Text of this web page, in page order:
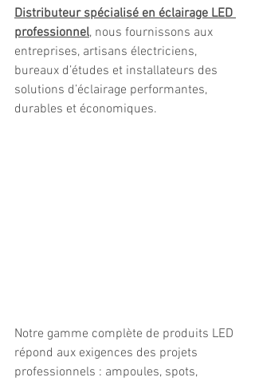
Distributeur spécialisé en éclairage LED
professionnel, nous fournissons aux
entreprises, artisans électriciens,
bureaux d’études et installateurs des
solutions d’éclairage performantes,
durables et économiques.
Notre gamme complète de produits LED
répond aux exigences des projets
professionnels : ampoules, spots,